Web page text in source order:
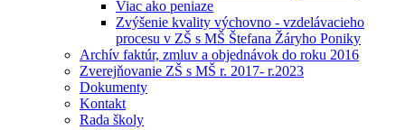
Viac ako peniaze
Zvýšenie kvality výchovno - vzdelávacieho
procesu v ZŠ s MŠ Štefana Žáryho Poniky
Archív faktúr, zmluv a objednávok do roku 2016
Zverejňovanie ZŠ s MŠ r. 2017- r.2023
Dokumenty
Kontakt
Rada školy